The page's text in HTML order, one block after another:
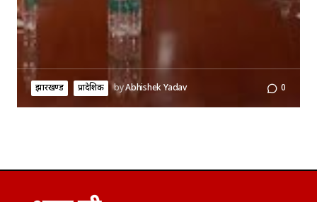
झारखण्ड प्रादेशिक byAbhishek Yadav 0